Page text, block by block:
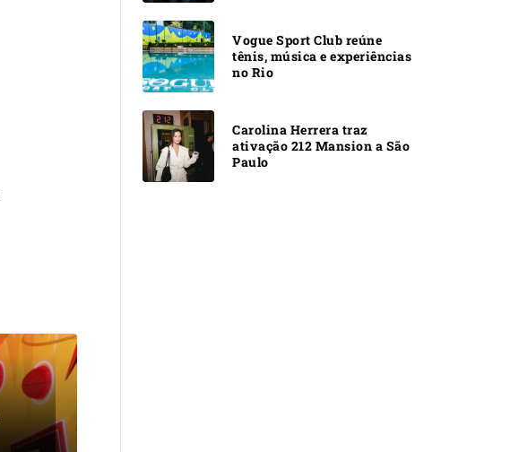
Vogue Sport Club reúne
tênis, música e experiências
no Rio
Carolina Herrera traz
ativação 212 Mansion a São
Paulo